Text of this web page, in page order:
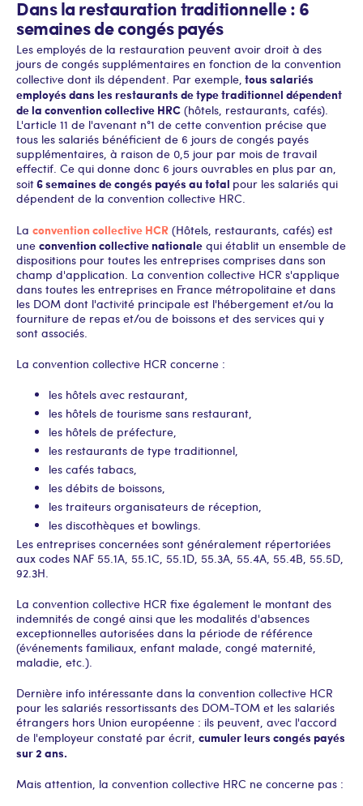
Dans la restauration traditionnelle : 6
semaines de congés payés
Les employés de la restauration peuvent avoir droit à des
jours de congés supplémentaires en fonction de la convention
collective dont ils dépendent. Par exemple, tous salariés
employés dans les restaurants de type traditionnel dépendent
de la convention collective HRC (hôtels, restaurants, cafés).
L'article 11 de l'avenant n°1 de cette convention précise que
tous les salariés bénéficient de 6 jours de congés payés
supplémentaires, à raison de 0,5 jour par mois de travail
effectif. Ce qui donne donc 6 jours ouvrables en plus par an,
soit6 semaines de congés payés au total pour les salariés qui
dépendent de la convention collective HRC.
La convention collective HCR (Hôtels, restaurants, cafés) est
une convention collective nationale qui établit un ensemble de
dispositions pour toutes les entreprises comprises dans son
champ d'application. La convention collective HCR s'applique
dans toutes les entreprises en France métropolitaine et dans
les DOM dont l'activité principale est l'hébergement et/ou la
fourniture de repas et/ou de boissons et des services qui y
sont associés.
La convention collective HCR concerne :
les hôtels avec restaurant,
les hôtels de tourisme sans restaurant,
les hôtels de préfecture,
les restaurants de type traditionnel,
les cafés tabacs,
les débits de boissons,
les traiteurs organisateurs de réception,
les discothèques et bowlings.
Les entreprises concernées sont généralement répertoriées
aux codes NAF 55.1A, 55.1C, 55.1D, 55.3A, 55.4A, 55.4B, 55.5D,
92.3H.
La convention collective HCR fixe également le montant des
indemnités de congé ainsi que les modalités d'absences
exceptionnelles autorisées dans la période de référence
(événements familiaux, enfant malade, congé maternité,
maladie, etc.).
Dernière info intéressante dans la convention collective HCR
pour les salariés ressortissants des DOM-TOM et les salariés
étrangers hors Union européenne : ils peuvent, avec l'accord
de l'employeur constaté par écrit, cumuler leurs congés payés
sur 2 ans.
Mais attention, la convention collective HRC ne concerne pas :